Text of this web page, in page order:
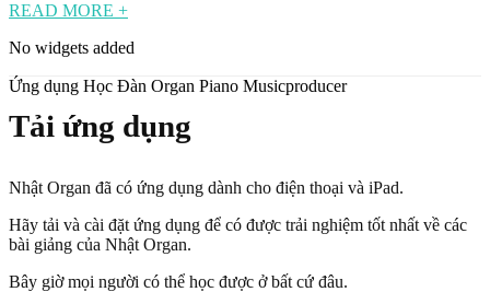
READ MORE +
No widgets added
Ứng dụng Học Đàn Organ Piano Musicproducer
Tải ứng dụng
Nhật Organ đã có ứng dụng dành cho điện thoại và iPad.
Hãy tải và cài đặt ứng dụng để có được trải nghiệm tốt nhất về các
bài giảng của Nhật Organ.
Bây giờ mọi người có thể học được ở bất cứ đâu.